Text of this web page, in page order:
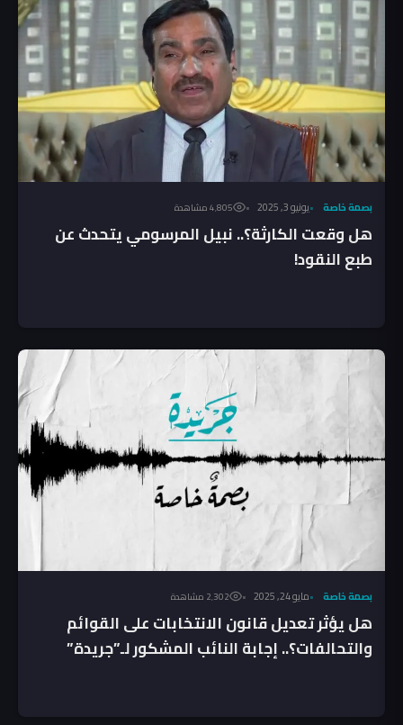
بصمة خاصة يونيو 3, 2025 4٬805 مشاهدة
هل وقعت الكارثة؟.. نبيل المرسومي يتحدث عن
طبع النقود!
بصمة خاصة مايو 24, 2025 2٬302 مشاهدة
هل يؤثر تعديل قانون الانتخابات على القوائم
والتحالفات؟.. إجابة النائب المشكور لـ”جريدة”